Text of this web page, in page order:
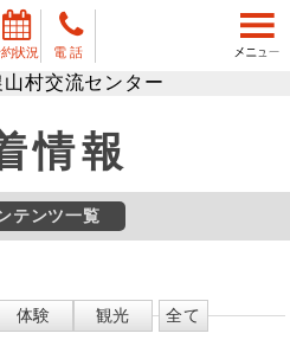
状況 電 話
村交流センター
情報
テンツ一覧
体験 観光 全て